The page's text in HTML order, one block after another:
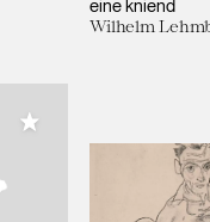
eine kniend
Wilhelm
Meiner Sammlung